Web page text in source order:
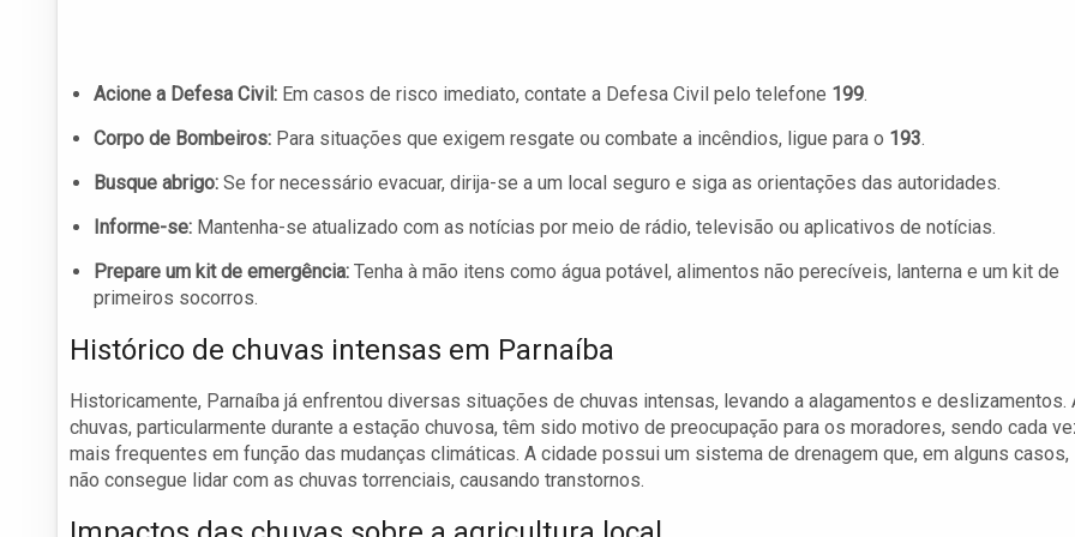
Acione a Defesa Civil: Em casos de risco imediato, contate a Defesa Civil pelo telefone 199.
Corpo de Bombeiros: Para situações que exigem resgate ou combate a incêndios, ligue para o 193.
Busque abrigo: Se for necessário evacuar, dirija-se a um local seguro e siga as orientações das autoridades.
Informe-se: Mantenha-se atualizado com as notícias por meio de rádio, televisão ou aplicativos de notícias.
Prepare um kit de emergência: Tenha à mão itens como água potável, alimentos não perecíveis, lanterna e um kit de
primeiros socorros.
Histórico de chuvas intensas em Parnaíba
Historicamente, Parnaíba já enfrentou diversas situações de chuvas intensas, levando a alagamentos e deslizamentos.
chuvas, particularmente durante a estação chuvosa, têm sido motivo de preocupação para os moradores, sendo cada
mais frequentes em função das mudanças climáticas. A cidade possui um sistema de drenagem que, em alguns casos,
não consegue lidar com as chuvas torrenciais, causando transtornos.